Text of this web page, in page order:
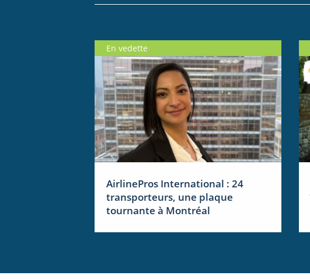
En vedette
AirlinePros International : 24
transporteurs, une plaque
tournante à Montréal